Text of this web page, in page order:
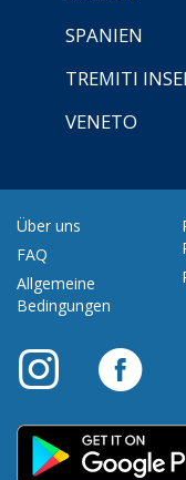
SPANIEN
TREMITI
VENETO
Über uns
FAQ
Allgemeine
Bedingungen